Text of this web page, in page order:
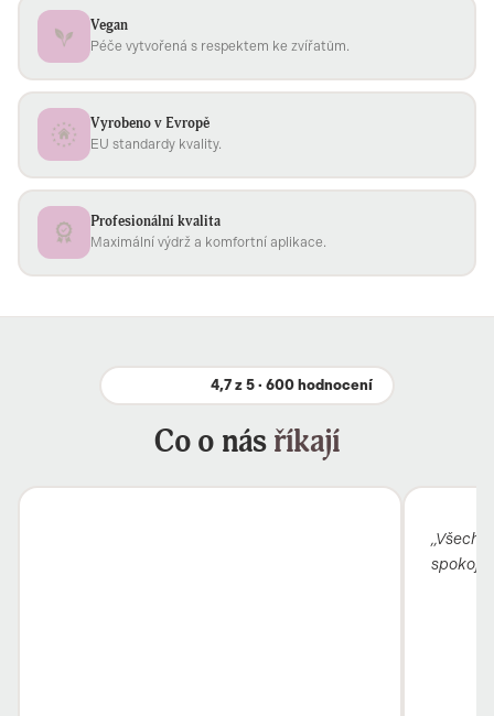
Vegan
Péče vytvořená s respektem ke zvířatům.
Vyrobeno v Evropě
EU standardy kvality.
Profesionální kvalita
Maximální výdrž a komfortní aplikace.
4,7 z 5 · 600 hodnocení
Co o násříkají